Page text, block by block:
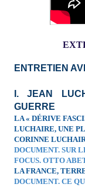
ENTRETIEN
I. JEAN
GUERRE
LA « DÉRIVE
LUCHAIRE, UNE
CORINNE
DOCUMENT. SUR
FOCUS. OTTO
LA FRANCE,
DOCUMENT. CE